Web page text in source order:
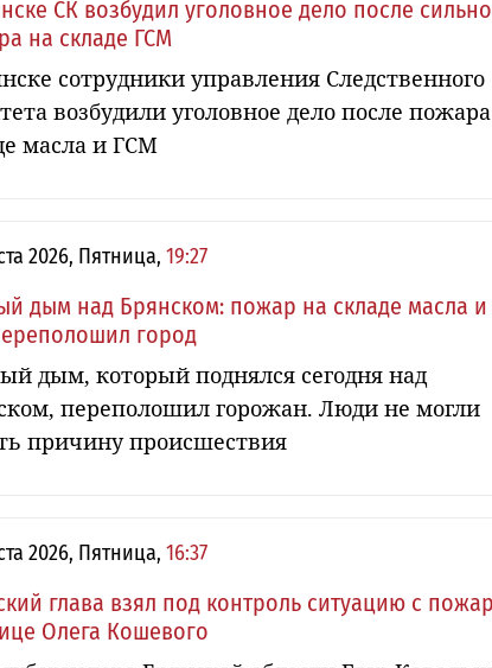
СК возбудил уголовное дело после
на складе ГСМ
сотрудники управления Следственного
возбудили уголовное дело после
масла и ГСМ
2026, Пятница, 19:27
дым над Брянском: пожар на складе масла и
город
дым, который поднялся сегодня над
переполошил горожан. Люди не могли
причину происшествия
2026, Пятница, 16:37
глава взял под контроль ситуацию с
Олега Кошевого